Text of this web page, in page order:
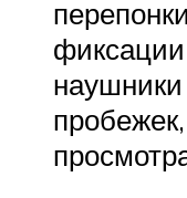
фиксации